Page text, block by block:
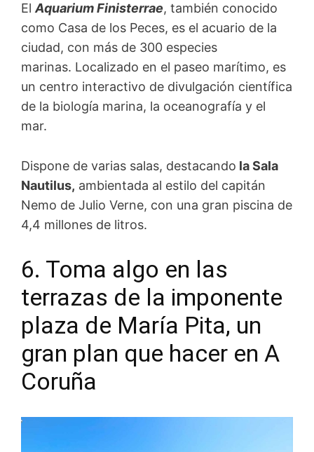
ElAquarium Finisterrae, también conocido
como Casa de los Peces, es el acuario de la
ciudad, con más de 300 especies
marinas. Localizado en el paseo marítimo, es
un centro interactivo de divulgación científica
de la biología marina, la oceanografía y el
mar.
Dispone de varias salas, destacando la Sala
Nautilus, ambientada al estilo del capitán
Nemo de Julio Verne, con una gran piscina de
4,4 millones de litros.
6. Toma algo en las
terrazas de la imponente
plaza de María Pita, un
gran plan que hacer en A
Coruña